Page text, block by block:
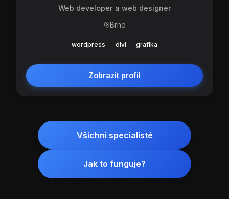
Web developer a web designer
Brno
wordpress divi grafika
Zobrazit profil
Všichni specialisté
Jak to funguje?